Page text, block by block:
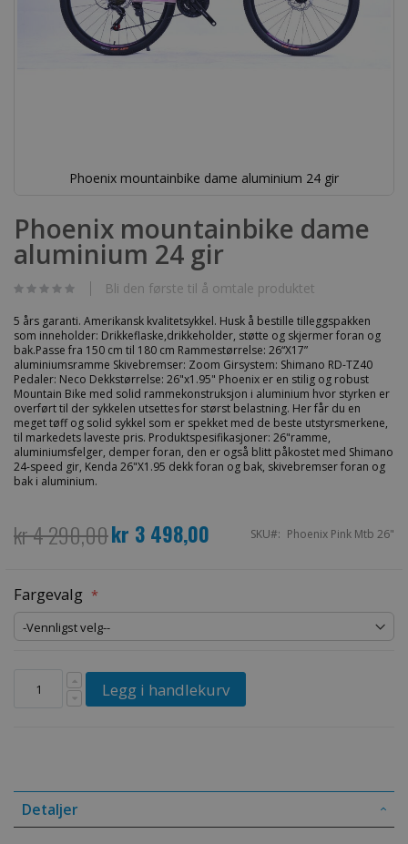
Phoenix mountainbike dame aluminium 24 gir
til
begynnelsen
av
bildegalleri
Phoenix mountainbike dame
aluminium 24 gir
Bli den første til å omtale produktet
5 års garanti. Amerikansk kvalitetsykkel. Husk å bestille tilleggspakken
som inneholder: Drikkeflaske,drikkeholder, støtte og skjermer foran og
bak.Passe fra 150 cm til 180 cm Rammestørrelse: 26“X17”
aluminiumsramme Skivebremser: Zoom Girsystem: Shimano RD-TZ40
Pedaler: Neco Dekkstørrelse: 26"x1.95" Phoenix er en stilig og robust
Mountain Bike med solid rammekonstruksjon i aluminium hvor styrken er
overført til der sykkelen utsettes for størst belastning. Her får du en
meget tøff og solid sykkel som er spekket med de beste utstyrsmerkene,
til markedets laveste pris. Produktspesifikasjoner: 26"ramme,
aluminiumsfelger, demper foran, den er også blitt påkostet med Shimano
24-speed gir, Kenda 26"X1.95 dekk foran og bak, skivebremser foran og
bak i aluminium.
kr 4 290,00 Spesialpris
kr 3 498,00 SKU Phoenix Pink Mtb 26"
Fargevalg
Legg i handlekurv
Detaljer